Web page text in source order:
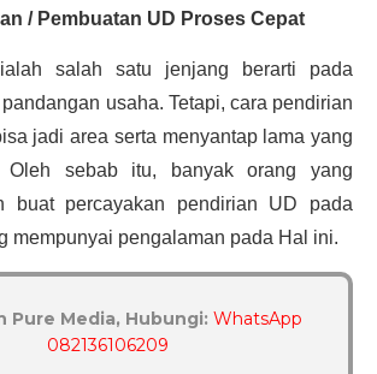
/ Pembuatan UD Proses Cepat
salah satu jenjang berarti pada
usaha. Tetapi, cara pendirian
jadi area serta menyantap lama yang
Oleh sebab itu, banyak orang yang
buat percayakan pendirian UD pada
mempunyai pengalaman pada Hal ini.
Pure Media, Hubungi: WhatsApp
082136106209